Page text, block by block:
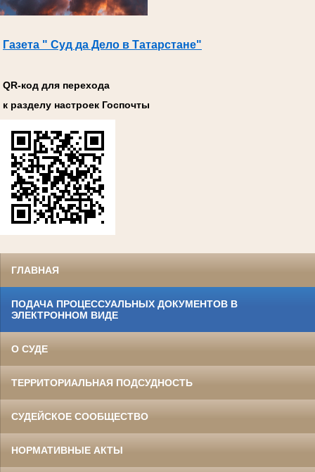
Газета " Суд да Дело в Татарстане"
QR-код для перехода
к разделу настроек Госпочты
ГЛАВНАЯ
ПОДАЧА ПРОЦЕССУАЛЬНЫХ ДОКУМЕНТОВ В
ЭЛЕКТРОННОМ ВИДЕ
О СУДЕ
ТЕРРИТОРИАЛЬНАЯ ПОДСУДНОСТЬ
СУДЕЙСКОЕ СООБЩЕСТВО
НОРМАТИВНЫЕ АКТЫ